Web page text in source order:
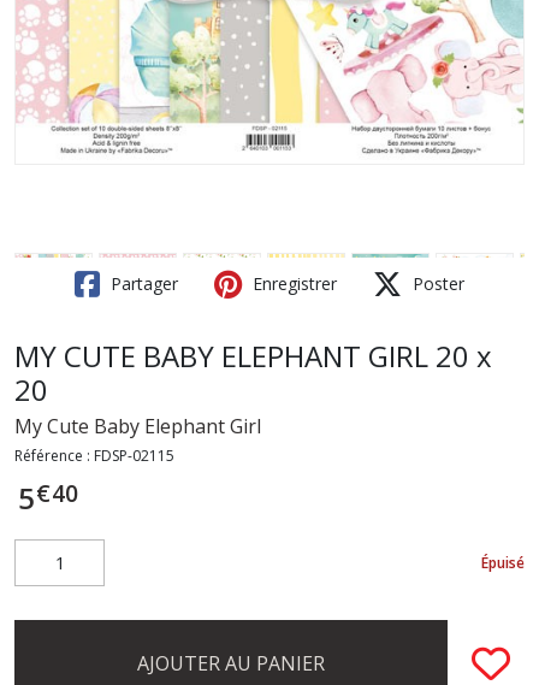
Partager Enregistrer Poster
MY CUTE BABY ELEPHANT GIRL 20 x
20
My Cute Baby Elephant Girl
Référence : FDSP-02115
5€40
Épuisé
AJOUTER AU PANIER